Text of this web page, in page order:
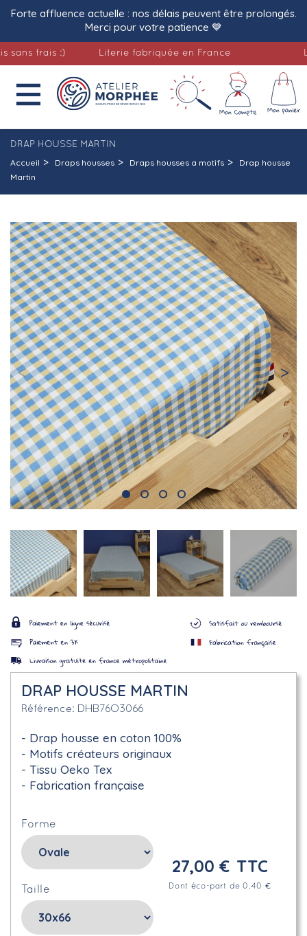
Forte affluence actuelle : nos délais peuvent être prolongés.
Merci pour votre patience 💙
frais :) Literie fabriquée en France

DRAP HOUSSE MARTIN
Accueil Draps housses Draps housses a motifs
Drap housse
Martin
DRAP HOUSSE MARTIN
Référence DHB76O3066
Drap housse en coton 100%
Motifs créateurs originaux
Tissu Oeko Tex
Fabrication française
Forme
Taille
27,00 € TTC
Dont éco-part de 0.40 €